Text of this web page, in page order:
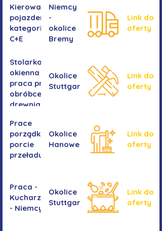
Kierowanie
pojazdem
kategorii
C+E
Niemcy
-
okolice
Bremy
Link do
oferty
Stolarka
okienna -
praca przy
obróbce
drewnianych
okiennych
Okolice
Stuttgartu
Link do
oferty
Prace
porządkowe w
porcie
przeładunkowym
Okolice
Hanoweru
Link do
oferty
Praca -
Kucharz/kucharka
- Niemcy
Okolice
Stuttgartu
Link do
oferty